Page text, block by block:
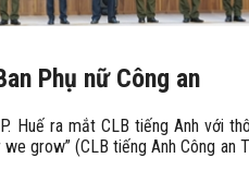
Phụ nữ Công an
Huế ra mắt CLB tiếng Anh với
grow” (CLB tiếng Anh Công an